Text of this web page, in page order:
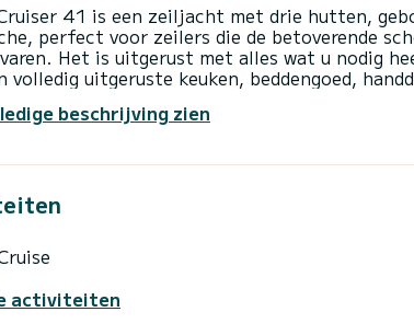
41 is een zeiljacht met drie hutten,
perfect voor zeilers die de betoverende
Het is uitgerust met alles wat u nodig
volledig uitgeruste keuken, beddengoed,
automatische piloot en een
beschrijving zien
activiteiten